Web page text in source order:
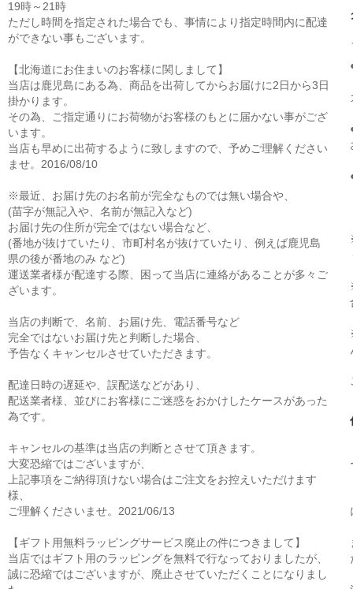
19時～21時
ただし時間を指定された場合でも、事情により指定時間内に配達
ができない事もございます。
【北海道にお住まいのお客様に関しまして】
当店は鹿児島にある為、商品を出荷してからお届けに2日から3日
掛かります。
その為、ご指定通りにお荷物がお客様のもとに届かない事がござ
います。
当店も早めに出荷するように致しますので、予めご理解ください
ませ。2016/08/10
※最近、お届け先のお名前が完全なものでは無い場合や、
(苗字が無記入や、名前が無記入など)
お届け先の住所が完全ではない場合など、
(番地が抜けていたり、市町村名が抜けていたり、例えば鹿児島
県の後が番地のみ など)
運送業者様が配達する際、困って当店に連絡があることが多々ご
ざいます。
当店の判断で、名前、お届け先、電話番号など
完全ではないお届け先と判断した場合、
予告なくキャンセルさせていただきます。
配達日時の遅延や、誤配送などがあり、
配送業者様、並びにお客様にご迷惑をおかけしたケースがあった
為です。
キャンセルの基準は当店の判断とさせて頂きます。
大変恐縮ではございますが、
上記事項をご納得頂けない場合はご注文をお控えいただけます
様、
ご理解くださいませ。2021/06/13
【ギフト用無料ラッピングサービス廃止の件につきまして】
当店ではギフト用のラッピングを無料で行なっておりましたが、
誠に恐縮ではございますが、廃止させていただくことになりまし